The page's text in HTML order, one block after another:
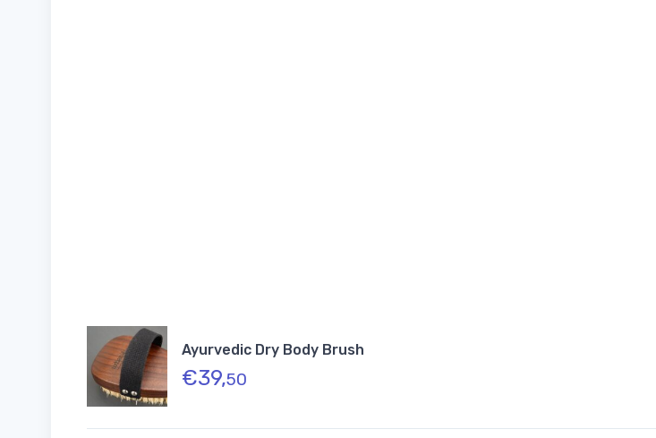
Ayurvedic Dry Body Brush
€39,50